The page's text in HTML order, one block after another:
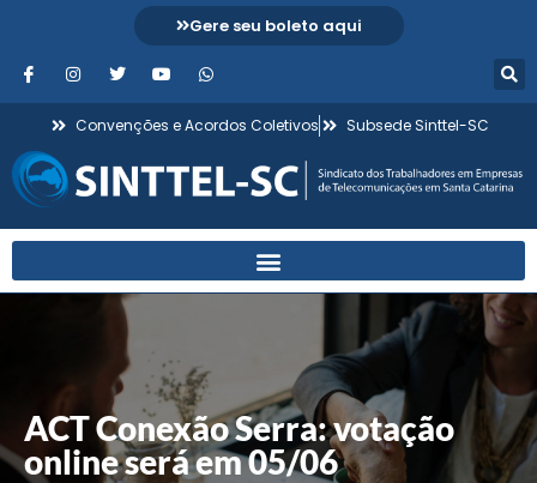
Gere seu boleto aqui
Convenções e Acordos Coletivos Subsede Sinttel-SC
ACT Conexão Serra: votação
online será em 05/06